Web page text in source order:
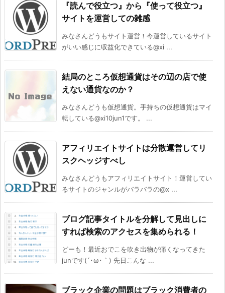
『読んで役立つ』から『使って役立つ』
サイトを運営しての雑感
みなさんどうもサイト運営！今運営しているサイト
がいい感じに収益化できている@xi ...
結局のところ仮想通貨はその辺の店で使
えない通貨なのか？
みなさんどうも仮想通貨。手持ちの仮想通貨はマイ
転している@xi10jun1です。 ...
アフィリエイトサイトは分散運営してリ
スクヘッジすべし
みなさんどうもアフィリエイトサイト！運営してい
るサイトのジャンルがバラバラの@x ...
ブログ記事タイトルを分解して見出しに
すれば検索のアクセスを集められる！
どーも！最近おでこを吹き出物が痛くなってきた
junです(´･ω･｀) 先日こんな ...
ブラック企業の問題はブラック消費者の